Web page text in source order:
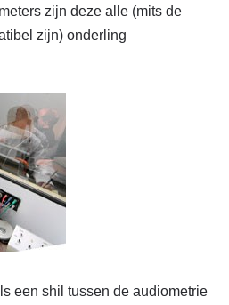
zijn deze alle (mits de
zijn) onderling
een shil tussen de audiometrie